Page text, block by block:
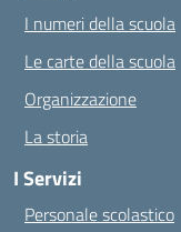
I numeri della scuola
Le carte della scuola
Organizzazione
La storia
I Servizi
Personale scolastico